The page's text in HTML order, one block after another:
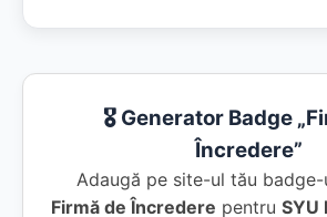
🎖️ Generator Badge
Încredere”
Adaugă pe site-ul tău
Firmă de Încredere pentru SYU